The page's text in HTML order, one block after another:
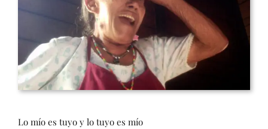
Lo mío es tuyo y lo tuyo es mío